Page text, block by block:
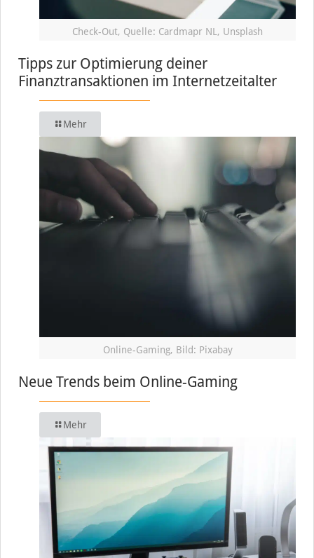
Check-Out, Quelle: Cardmapr NL, Unsplash
Tipps zur Optimierung deiner
Finanztransaktionen im Internetzeitalter
Mehr
Online-Gaming, Bild: Pixabay
Neue Trends beim Online-Gaming
Mehr